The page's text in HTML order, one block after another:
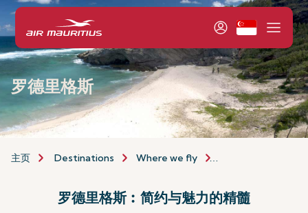
罗德里格斯
主页 Destinations Where we fly
罗德里格斯︰简约与魅力的精髓